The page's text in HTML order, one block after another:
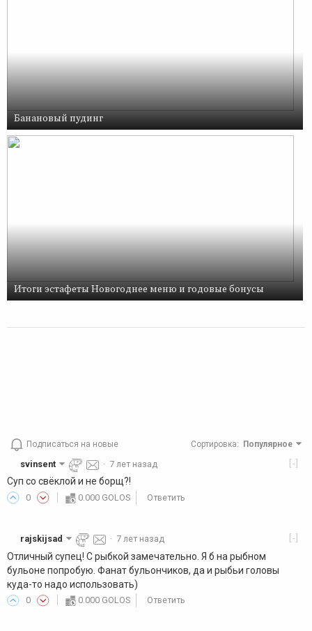
Банановый пудинг
Итоги эстафеты Новогоднее меню и годовые бонусы
Подписаться на новые Сортировка: Популярное
[-]
svinsent · 7 лет назад
Суп со свёклой и не борщ?!
0 0.000 GOLOS Ответить
[-]
rajskijsad · 7 лет назад
Отличный супец! С рыбкой замечательно. Я б на рыбном
бульоне попробую. Фанат бульончиков, да и рыбьи головы
куда-то надо использовать)
0 0.000 GOLOS Ответить